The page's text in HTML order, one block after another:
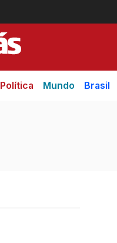
Política Mundo Brasil